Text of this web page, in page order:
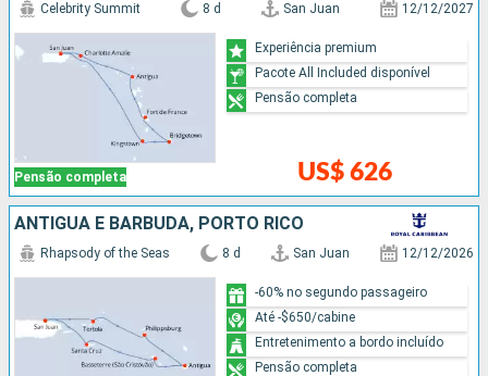
Pensão completa
Celebrity Summit 8 d San Juan 12/12/2027
US$ 626
Experiência premium
Pacote All Included disponível
Pensão completa
ANTIGUA E BARBUDA, PORTO RICO
Rhapsody of the Seas 8 d San Juan 12/12/2026
-60% no segundo passageiro
Até -$650/cabine
Entretenimento a bordo incluído
Pensão completa